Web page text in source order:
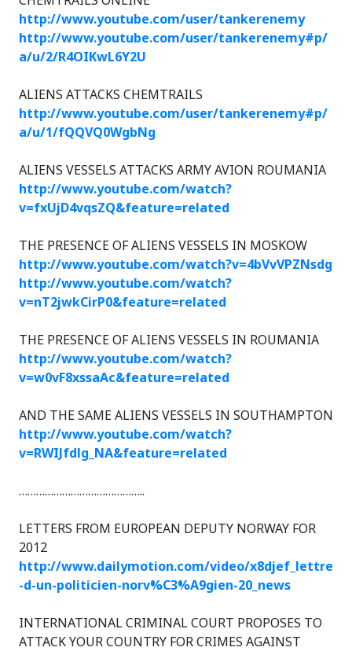
http://www.youtube.com/user/tankerenemy
http://www.youtube.com/user/tankerenemy#p/
a/u/2/R4OIKwL6Y2U
ALIENS ATTACKS CHEMTRAILS
http://www.youtube.com/user/tankerenemy#p/
a/u/1/fQQVQ0WgbNg
ALIENS VESSELS ATTACKS ARMY AVION ROUMANIA
http://www.youtube.com/watch?
v=fxUjD4vqsZQ&feature=related
THE PRESENCE OF ALIENS VESSELS IN MOSKOW
http://www.youtube.com/watch?v=4bVvVPZNsdg
http://www.youtube.com/watch?
v=nT2jwkCirP0&feature=related
THE PRESENCE OF ALIENS VESSELS IN ROUMANIA
http://www.youtube.com/watch?
v=w0vF8xssaAc&feature=related
AND THE SAME ALIENS VESSELS IN SOUTHAMPTON
http://www.youtube.com/watch?
v=RWIJfdlg_NA&feature=related
……………………………………..
LETTERS FROM EUROPEAN DEPUTY NORWAY FOR
2012
http://www.dailymotion.com/video/x8djef_lettre
-d-un-politicien-norv%C3%A9gien-20_news
INTERNATIONAL CRIMINAL COURT PROPOSES TO
ATTACK YOUR COUNTRY FOR CRIMES AGAINST